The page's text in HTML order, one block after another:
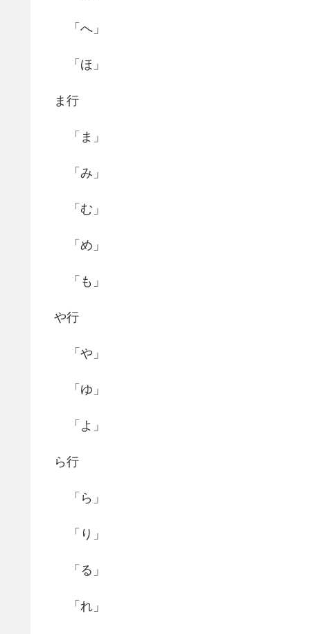
「へ」
「ほ」
ま行
「ま」
「み」
「む」
「め」
「も」
や行
「や」
「ゆ」
「よ」
ら行
「ら」
「り」
「る」
「れ」